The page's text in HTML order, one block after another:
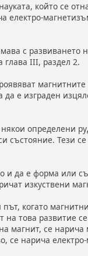
който се
електро-
с развиването
III, раздел 2.
е изграден
определени
състояние. Тези
да е форма или
изкуствени
когато
на това развитие
магнит, се
се нарича